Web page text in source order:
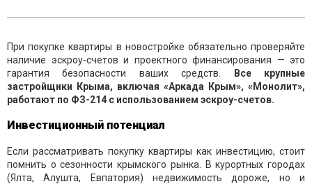
При покупке квартиры в новостройке обязательно проверяйте
наличие эскроу-счетов и проектного финансирования — это
гарантия безопасности ваших средств.
Все крупные
застройщики Крыма, включая «Аркада Крым», «Монолит»,
работают по ФЗ-214 с использованием эскроу-счетов.
Инвестиционный потенциал
Если рассматривать покупку квартиры как инвестицию, стоит
помнить о сезонности крымского рынка. В курортных городах
(Ялта, Алушта, Евпатория) недвижимость дороже, но и